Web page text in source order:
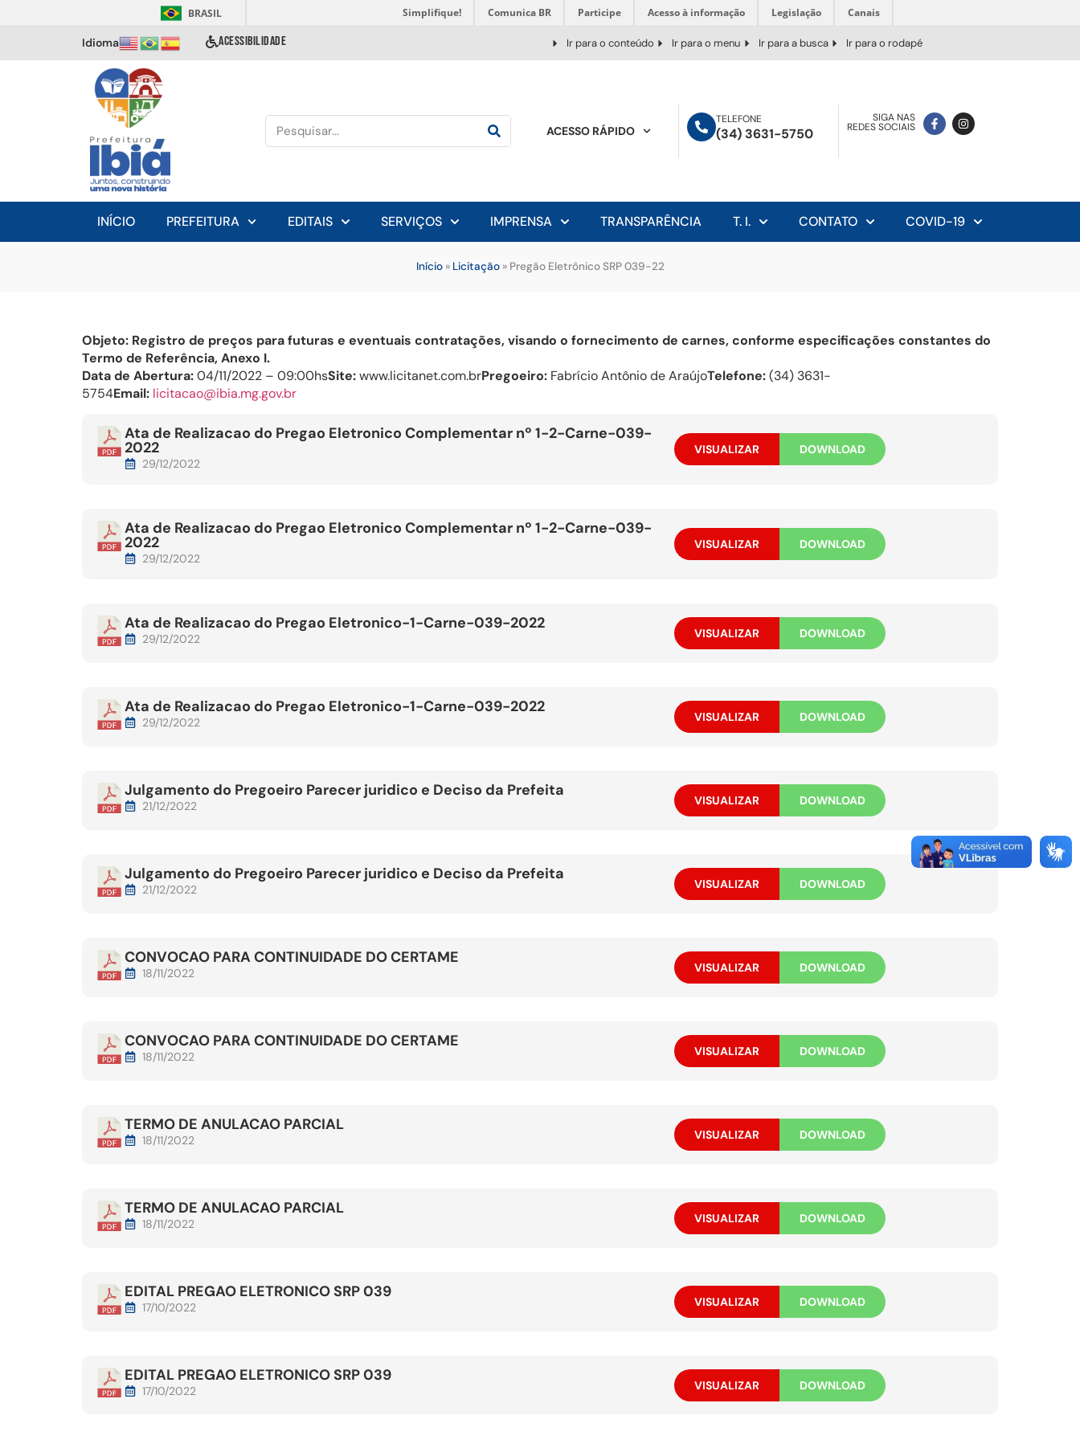
BRASIL Simplifique! Comunica BR Participe Acesso à informação Legislação Canais
Idioma ACESSIBILIDADE Ir para o conteúdo Ir para o menu Ir para a busca Ir para o rodapé
ACESSO RÁPIDO
TELEFONE
(34) 3631-5750
SIGA NAS
REDES SOCIAIS
INÍCIO PREFEITURA EDITAIS SERVIÇOS IMPRENSA TRANSPARÊNCIA T. I. CONTATO COVID-19
Início» Licitação» Pregão Eletrônico SRP 039-22
Objeto: Registro de preços para futuras e eventuais contratações, visando o fornecimento de carnes, conforme especificações constantes do
Termo de Referência, Anexo I.
Data de Abertura:04/11/2022 – 09:00hsSite:www.licitanet.com.brPregoeiro: Fabrício Antônio de AraújoTelefone:(34) 3631-
5754Email: licitacao@ibia.mg.gov.br
Ata de Realizacao do Pregao Eletronico Complementar nº 1-2-Carne-039-
2022
29/12/2022
VISUALIZAR DOWNLOAD
Ata de Realizacao do Pregao Eletronico Complementar nº 1-2-Carne-039-
2022
29/12/2022
VISUALIZAR DOWNLOAD
Ata de Realizacao do Pregao Eletronico-1-Carne-039-2022
29/12/2022 VISUALIZAR DOWNLOAD
Ata de Realizacao do Pregao Eletronico-1-Carne-039-2022
29/12/2022 VISUALIZAR DOWNLOAD
Julgamento do Pregoeiro Parecer juridico e Deciso da Prefeita
21/12/2022 VISUALIZAR DOWNLOAD
Julgamento do Pregoeiro Parecer juridico e Deciso da Prefeita
21/12/2022 VISUALIZAR DOWNLOAD
CONVOCAO PARA CONTINUIDADE DO CERTAME
18/11/2022 VISUALIZAR DOWNLOAD
CONVOCAO PARA CONTINUIDADE DO CERTAME
18/11/2022 VISUALIZAR DOWNLOAD
TERMO DE ANULACAO PARCIAL
18/11/2022 VISUALIZAR DOWNLOAD
TERMO DE ANULACAO PARCIAL
18/11/2022 VISUALIZAR DOWNLOAD
EDITAL PREGAO ELETRONICO SRP 039
17/10/2022 VISUALIZAR DOWNLOAD
EDITAL PREGAO ELETRONICO SRP 039
17/10/2022 VISUALIZAR DOWNLOAD